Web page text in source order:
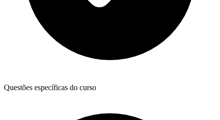
Questões específicas do curso